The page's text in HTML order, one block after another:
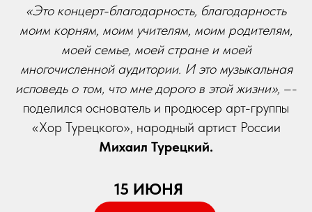
«Это концерт-благодарность, благодарность
моим корням, моим учителям, моим родителям,
моей семье, моей стране и моей
многочисленной аудитории. И это музыкальная
исповедь о том, что мне дорого в этой жизни», –­
поделился основатель и продюсер арт-группы
«Хор Турецкого», народный артист России
Михаил Турецкий.
15 ИЮНЯ